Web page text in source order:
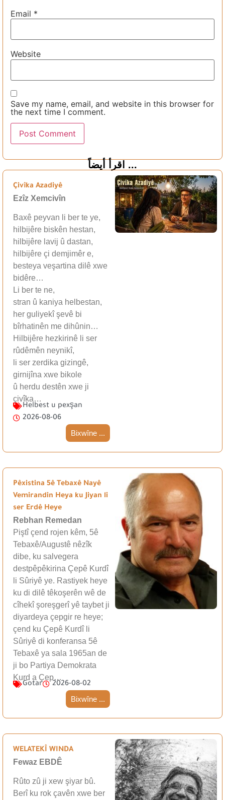
Email *
Website
Save my name, email, and website in this browser for
the next time I comment.
اقرأ أيضاً ...
Çivîka Azadiyê
Ezîz Xemcivîn
Baxê peyvan li ber te ye,
hilbijêre biskên hestan,
hilbijêre lavij û dastan,
hilbijêre çi demjimêr e,
besteya veşartina dilê xwe
bidêre…
Li ber te ne,
stran û kaniya helbestan,
her guliyekî şevê bi
bîrhatinên me dihûnin…
Hilbijêre hezkirinê li ser
rûdêmên neynikî,
li ser zerdika gizingê,
girnijîna xwe bikole
û herdu destên xwe ji
çivîka…
Helbest u pexşan
2026-08-06
Bixwîne ...
Pêxistina 5ê Tebaxê Nayê
Vemirandin Heya ku Jiyan li
ser Erdê Heye
Rebhan Remedan
Piştî çend rojen kêm, 5ê
Tebaxê/Augustê nêzîk
dibe, ku salvegera
destpêpêkirina Çepê Kurdî
li Sûriyê ye. Rastiyek heye
ku di dilê têkoşerên wê de
cîhekî şoreşgerî yê taybet ji
diyardeya çepgir re heye;
çend ku Çepê Kurdî li
Sûriyê di konferansa 5ê
Tebaxê ya sala 1965an de
ji bo Partiya Demokrata
Kurd a Çep…
Gotar 2026-08-02
Bixwîne ...
WELATEKÎ WINDA
Fewaz EBDÊ
Rûto zû ji xew şiyar bû.
Berî ku rok çavên xwe ber